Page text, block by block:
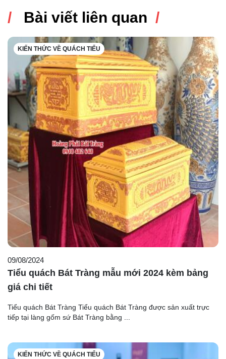
Bài viết liên quan
KIẾN THỨC VỀ QUÁCH TIỂU
09/08/2024
Tiểu quách Bát Tràng mẫu mới 2024 kèm bảng
giá chi tiết
Tiểu quách Bát Tràng Tiểu quách Bát Tràng được sản xuất trực
tiếp tại làng gốm sứ Bát Tràng bằng ...
KIẾN THỨC VỀ QUÁCH TIỂU